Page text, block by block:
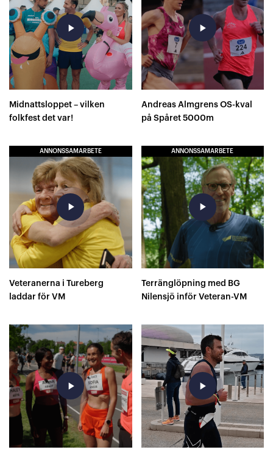
play_arrow
Midnattsloppet – vilken
folkfest det var!
play_arrow
Andreas Almgrens OS-kval
på Spåret 5000m
ANNONSSAMARBETE
play_arrow
Veteranerna i Tureberg
laddar för VM
ANNONSSAMARBETE
play_arrow
Terränglöpning med BG
Nilensjö inför Veteran-VM
play_arrow play_arrow